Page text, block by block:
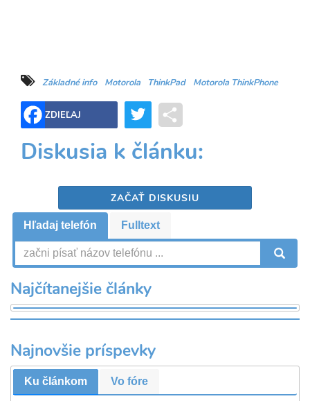
Základné info Motorola ThinkPad Motorola ThinkPhone
ZDIEĽAJ Twitter
Diskusia k článku:
ZAČAŤ DISKUSIU
Hľadaj telefón Fulltext
Najčítanejšie články
Najnovšie príspevky
Ku článkom Vo fóre